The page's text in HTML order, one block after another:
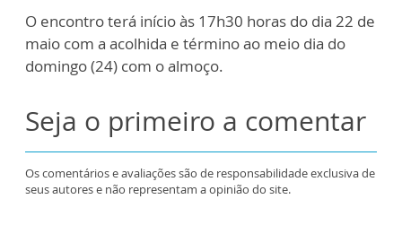
O encontro terá início às 17h30 horas do dia 22 de
maio com a acolhida e término ao meio dia do
domingo (24) com o almoço.
Seja o primeiro a comentar
Os comentários e avaliações são de responsabilidade exclusiva de
seus autores e não representam a opinião do site.